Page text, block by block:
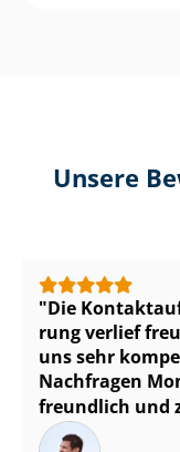
Unsere
Die
rung verlief
uns sehr
Nachfragen
freundlich und